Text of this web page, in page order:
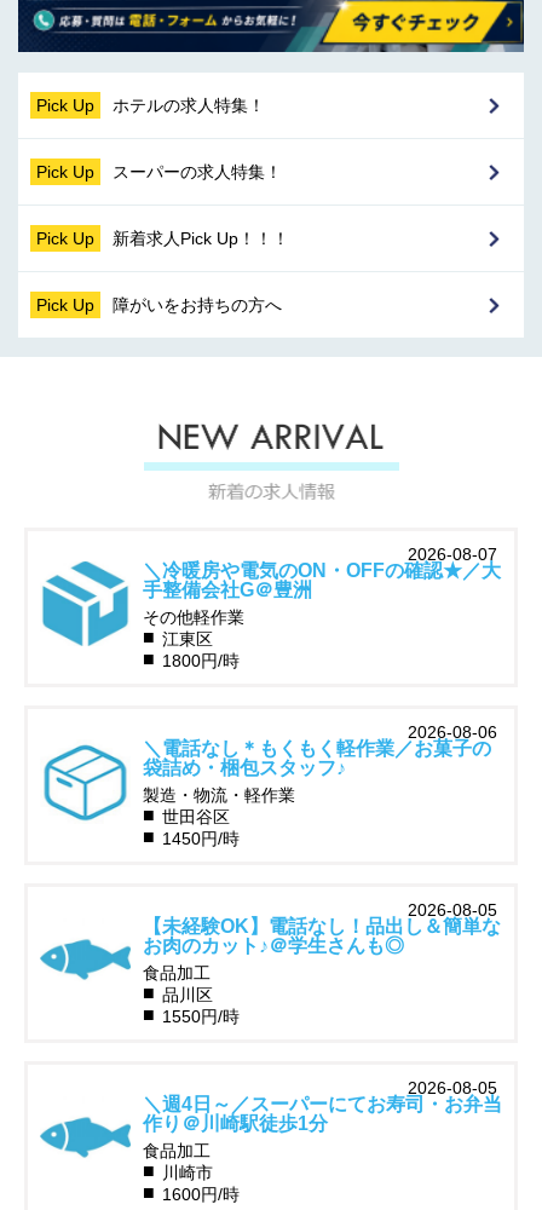
Pick Up ホテルの求人特集！
Pick Up スーパーの求人特集！
Pick Up 新着求人Pick Up！！！
Pick Up 障がいをお持ちの方へ
2026-08-07
＼冷暖房や電気のON・OFFの確認★／大
手整備会社G＠豊洲
その他軽作業
江東区
1800円/時
2026-08-06
＼電話なし＊もくもく軽作業／お菓子の
袋詰め・梱包スタッフ♪
製造・物流・軽作業
世田谷区
1450円/時
2026-08-05
【未経験OK】電話なし！品出し＆簡単な
お肉のカット♪＠学生さんも◎
食品加工
品川区
1550円/時
2026-08-05
＼週4日～／スーパーにてお寿司・お弁当
作り＠川崎駅徒歩1分
食品加工
川崎市
1600円/時